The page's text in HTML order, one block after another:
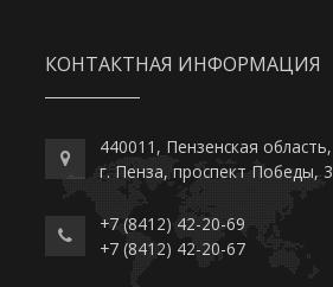
КОНТАКТНАЯ ИНФОРМАЦИЯ
440011, Пензенская область,
г. Пенза, проспект Победы, 3
+7 (8412) 42-20-69
+7 (8412) 42-20-67